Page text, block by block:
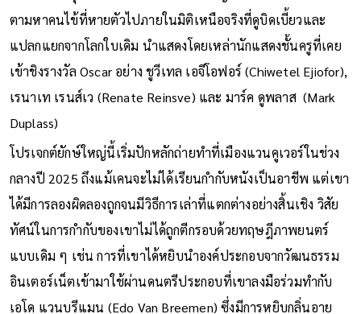
Soodik) จะมุ่งเน้นไปที่เรื่องราวระทึกขวัญของนักบำบัดที่ต้องออก
ตามหาคนไข้ที่หายตัวไปภายในมิติเหนือจริงที่ดูบิดเบี้ยวและ
แปลกแยกจากโลกใบเดิม นำแสดงโดยเหล่านักแสดงชั้นครูที่เคย
เข้าชิงรางวัล Oscar อย่าง ชูวีเทล เอจีโอฟอร์ (Chiwetel Ejiofor),
เรนาเท เรนส์เว (Renate Reinsve) และ มาร์ค ดูพลาส (Mark
Duplass)
โปรเจกต์ยักษ์ใหญ่นี้เริ่มปักหลักถ่ายทำที่เมืองแวนคูเวอร์ในช่วง
กลางปี 2025 ถึงแม้เคนจะไม่ได้เรียนกำกับหนังเป็นอาชีพ แต่เขา
ได้มีการลองผิดลองถูกจนมีวิธีการเล่าที่แตกต่างอย่างสิ้นเชิง วิสัย
ทัศน์ในการกำกับของเขาไม่ได้ถูกตีกรอบด้วยทฤษฎีภาพยนตร์
แบบเดิม ๆ เช่น การที่เขาได้หยิบนำองค์ประกอบจากวัฒนธรรม
อินเตอร์เน็ตเข้ามาใช้ผ่านดนตรีประกอบที่เขาลงมือร่วมทำกับ